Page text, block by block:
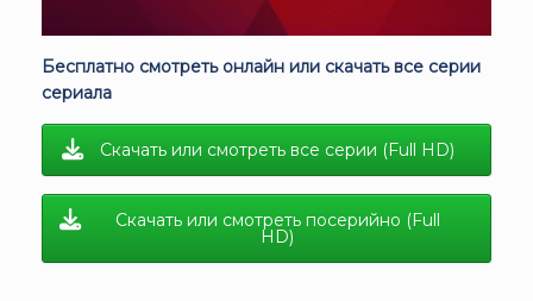
Бесплатно смотреть онлайн или скачать все серии
сериала
Скачать или смотреть все серии (Full HD)
Скачать или смотреть посерийно (Full
HD)